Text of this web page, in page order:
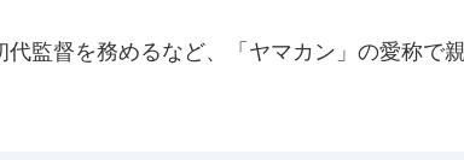
監督を務めるなど、「ヤマカン」の愛称で